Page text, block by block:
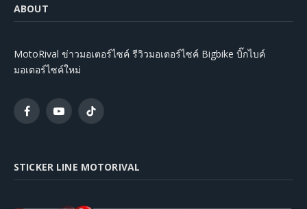
ABOUT
MotoRival ข่าวมอเตอร์ไซค์ รีวิวมอเตอร์ไซค์ Bigbike บิ๊กไบค์
มอเตอร์ไซค์ใหม่
FacebookYouTubeTikTok
STICKER LINE MOTORIVAL